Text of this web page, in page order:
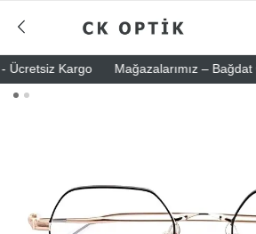
Kargo Mağazalarımız – Bağdat